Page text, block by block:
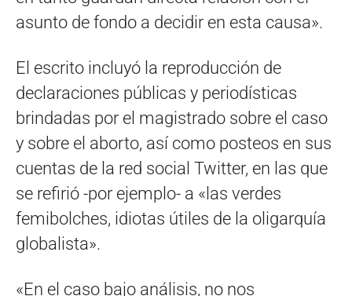
asunto de fondo a decidir en esta causa».
El escrito incluyó la reproducción de
declaraciones públicas y periodísticas
brindadas por el magistrado sobre el caso
y sobre el aborto, así como posteos en sus
cuentas de la red social Twitter, en las que
se refirió -por ejemplo- a «las verdes
femibolches, idiotas útiles de la oligarquía
globalista».
«En el caso bajo análisis, no nos